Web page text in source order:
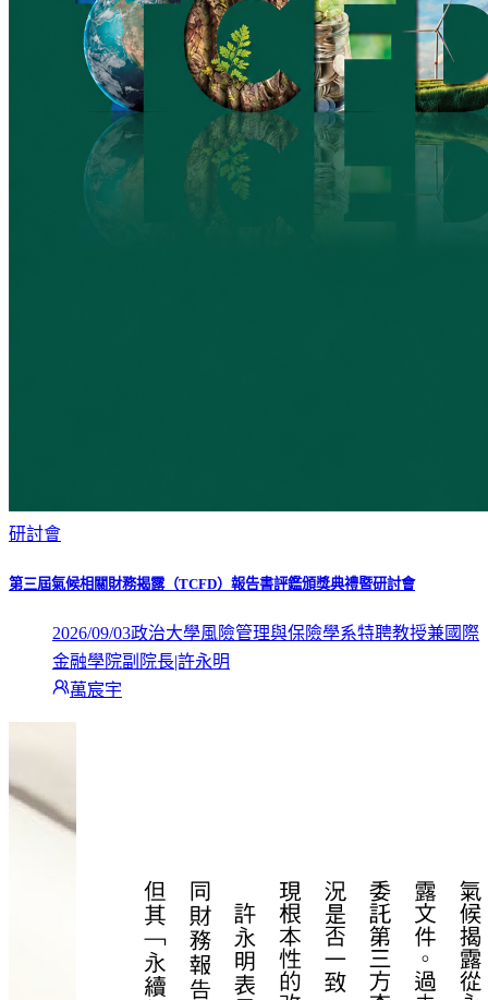
研討會
第三屆氣候相關財務揭露（TCFD）報告書評鑑頒獎典禮暨研討會
2026/09/03政治大學風險管理與保險學系特聘教授兼國際
金融學院副院長|許永明
萬宸宇